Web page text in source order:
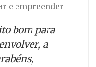
e empreender.
bom para
a